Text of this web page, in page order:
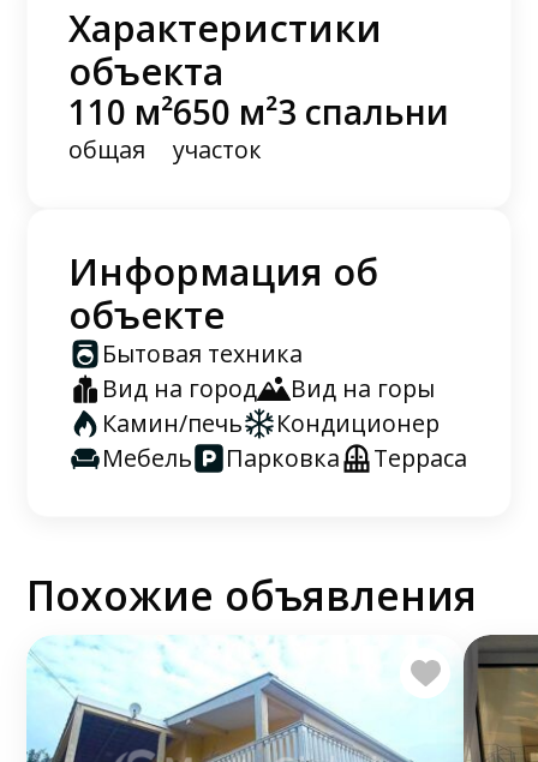
Характеристики
объекта
110 м²
общая
650 м²
участок
3 спальни
Информация об
объекте
Бытовая техника
Вид на город
Вид на горы
Камин/печь
Кондиционер
Мебель
Парковка Терраса
Похожие объявления